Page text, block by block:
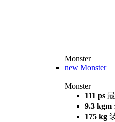
Monster
new Monster
Monster
111 ps
9.3 kgm
175 kg